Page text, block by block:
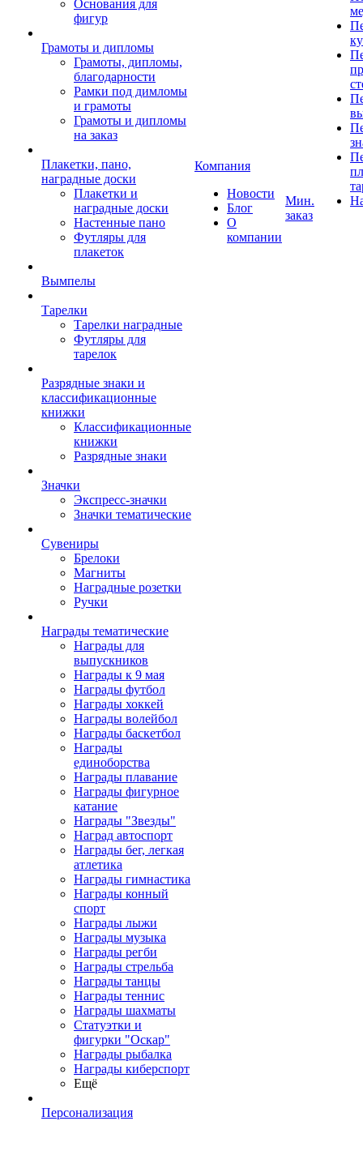
Основания для
фигур
Грамоты и дипломы
Грамоты, дипломы,
благодарности
Рамки под димломы
и грамоты
Грамоты и дипломы
на заказ
Плакетки, пано,
наградные доски
Плакетки и
наградные доски
Настенные пано
Футляры для
плакеток
Вымпелы
Тарелки
Тарелки наградные
Футляры для
тарелок
Разрядные знаки и
классификационные
книжки
Классификационные
книжки
Разрядные знаки
Значки
Экспресс-значки
Значки тематические
Сувениры
Брелоки
Магниты
Наградные розетки
Ручки
Награды тематические
Награды для
выпускников
Награды к 9 мая
Награды футбол
Награды хоккей
Награды волейбол
Награды баскетбол
Награды
единоборства
Награды плавание
Награды фигурное
катание
Награды "Звезды"
Наград автоспорт
Награды бег, легкая
атлетика
Награды гимнастика
Награды конный
спорт
Награды лыжи
Награды музыка
Награды регби
Награды стрельба
Награды танцы
Награды теннис
Награды шахматы
Статуэтки и
фигурки "Оскар"
Награды рыбалка
Награды киберспорт
Ещё
Персонализация
Компания
Новости
Блог
О
компании
Мин.
заказ